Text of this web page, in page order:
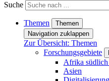
Suche
Themen
Themen
Navigation zuklappen
Zur Übersicht: Themen
Forschungsgebiete
Afrika südlich
Asien